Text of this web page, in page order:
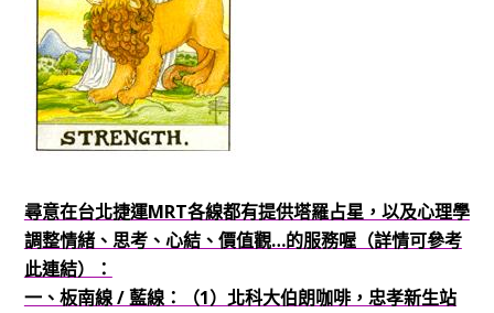
尋意在台北捷運MRT各線都有提供塔羅占星，以及心理學
調整情緒、思考、心結、價值觀…的服務喔（詳情可參考
此連結）：
一、板南線 / 藍線：（1）北科大伯朗咖啡，忠孝新生站